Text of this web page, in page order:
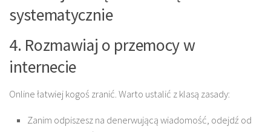
systematycznie
4. Rozmawiaj o przemocy w
internecie
Online łatwiej kogoś zranić. Warto ustalić z klasą zasady:
Zanim odpiszesz na denerwującą wiadomość, odejdź od